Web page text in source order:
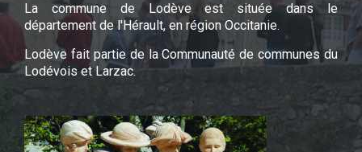
La commune de Lodève est située dans le
département de l'Hérault, en région Occitanie.
Lodève fait partie de la Communauté de communes du
Lodévois et Larzac.